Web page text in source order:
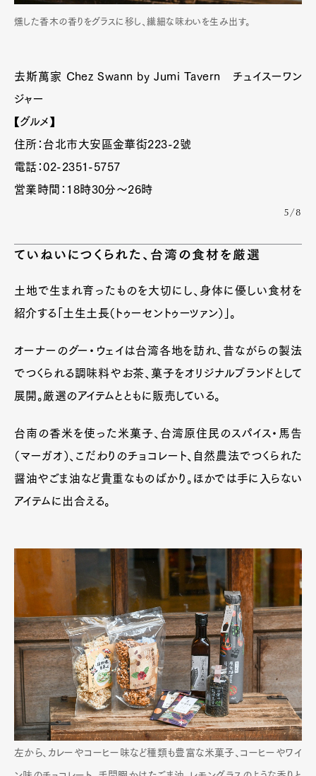
燻した香木の香りをグラスに移し、繊細な味わいを生み出す。
去斯萬家 Chez Swann by Jumi Tavern チュイスーワン
ジャー
【グルメ】
住所：台北市大安區金華街223-2號
電話：02-2351-5757
営業時間：18時30分〜26時
5/8
ていねいにつくられた、台湾の食材を厳選
土地で生まれ育ったものを大切にし、身体に優しい食材を
紹介する「土生土長（トゥーセントゥーツァン）」。
オーナーのグー・ウェイは台湾各地を訪れ、昔ながらの製法
でつくられる調味料やお茶、菓子をオリジナルブランドとして
展開。厳選のアイテムとともに販売している。
台南の香米を使った米菓子、台湾原住民のスパイス・馬告
（マーガオ）、こだわりのチョコレート、自然農法でつくられた
醤油やごま油など貴重なものばかり。ほかでは手に入らない
アイテムに出合える。
左から、カレーやコーヒー味など種類も豊富な米菓子、コーヒーやワイ